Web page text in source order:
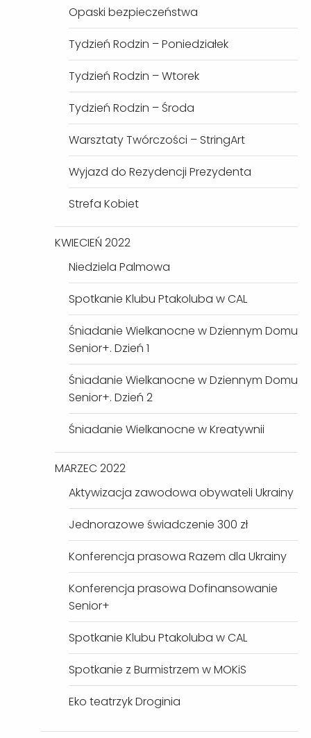
Opaski bezpieczeństwa
Tydzień Rodzin – Poniedziałek
Tydzień Rodzin – Wtorek
Tydzień Rodzin – Środa
Warsztaty Twórczości – StringArt
Wyjazd do Rezydencji Prezydenta
Strefa Kobiet
KWIECIEŃ 2022
Niedziela Palmowa
Spotkanie Klubu Ptakoluba w CAL
Śniadanie Wielkanocne w Dziennym Domu
Senior+. Dzień 1
Śniadanie Wielkanocne w Dziennym Domu
Senior+. Dzień 2
Śniadanie Wielkanocne w Kreatywnii
MARZEC 2022
Aktywizacja zawodowa obywateli Ukrainy
Jednorazowe świadczenie 300 zł
Konferencja prasowa Razem dla Ukrainy
Konferencja prasowa Dofinansowanie
Senior+
Spotkanie Klubu Ptakoluba w CAL
Spotkanie z Burmistrzem w MOKiS
Eko teatrzyk Droginia